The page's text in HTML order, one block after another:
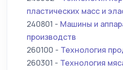
пластических масс и
240801 - Машины и
производств
260100 - Технология
260301 - Технология